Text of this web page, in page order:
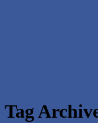
Tag